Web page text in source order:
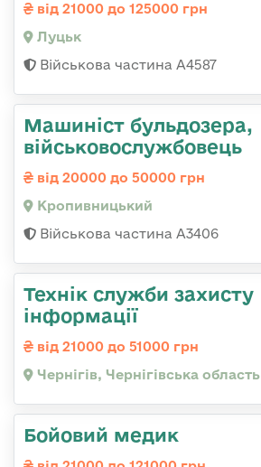
від 21000 до 125000 грн
Луцьк
Військова частина А4587
Машиніст бульдозера,
військовослужбовець
від 20000 до 50000 грн
Кропивницький
Військова частина А3406
Технік служби захисту
інформації
від 21000 до 51000 грн
Чернігів, Чернігівська область
Бойовий медик